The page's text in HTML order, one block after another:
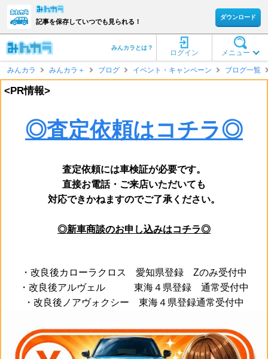
記事を保存していつでも見られる！
ダウンロード
メニュー
ログイン
みんカラとは？
みんカラ みんカラ＋ ブログ イベント・キャンペーン ブログ一覧
<PR情報>
◎査定依頼はコチラ◎
査定依頼には車検証が必要です。
直接お電話・ご来店いただいても
対応できかねますのでご了承ください。
◎新車商談のお申し込みはコチラ◎
・改良後カローラクロス 愛知県登録 Zのみ受付中
・改良後アルヴェル 東海４県登録 通常受付中
・改良後ノアヴォクシー 東海４県登録通常受付中